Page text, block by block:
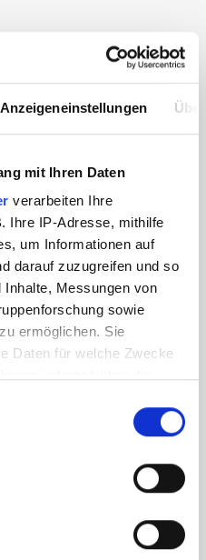
Anzeigeneinstellungen
mit Ihren Daten
verarbeiten Ihre
Ihre IP-Adresse, mithilfe
um Informationen auf
darauf zuzugreifen und so
Inhalte, Messungen von
sowie
ermöglichen. Sie
Daten für welche Zwecke
geografische Lage